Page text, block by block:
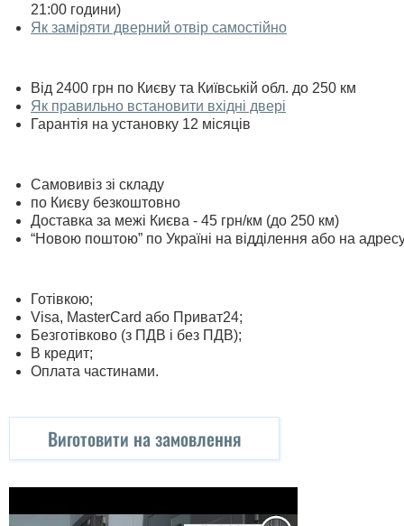
21:00 години)
Як заміряти дверний отвір самостійно
Від 2400 грн по Києву та Київській обл. до 250 км
Як правильно встановити вхідні двері
Гарантія на установку 12 місяців
Самовивіз зі складу
по Києву безкоштовно
Доставка за межі Києва - 45 грн/км (до 250 км)
“Новою поштою” по Україні на відділення або на
Готівкою;
Visa, MasterСard або Приват24;
Безготівково (з ПДВ і без ПДВ);
В кредит;
Оплата частинами.
Виготовити на замовлення